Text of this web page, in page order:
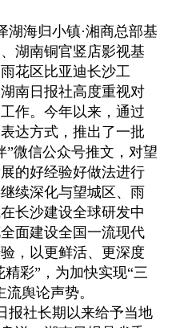
湖海归小镇·湘商总部基
湖南铜官竖店影视基
花区比亚迪长沙工
南日报社高度重视对
作。今年以来，通过
达方式，推出了一批
”微信公众号推文，对望
的好经验好做法进行
续深化与望城区、雨
长沙建设全球研发中
面建设全国一流现代
，以更鲜活、更深度
彩”，为加快实现“三
舆论声势。
报社长期以来给予当地